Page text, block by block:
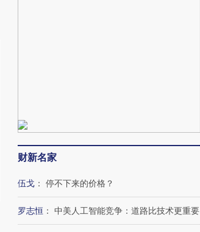
财新名家
伍戈 ： 停不下来的价格？
罗志恒 ： 中美人工智能竞争：道路比技术更重要